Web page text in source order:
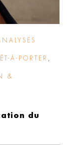
À-PORTER
&
du